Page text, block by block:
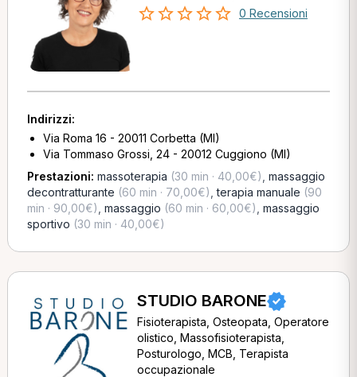
0 Recensioni
Indirizzi:
Via Roma 16 - 20011 Corbetta (MI)
Via Tommaso Grossi, 24 - 20012 Cuggiono (MI)
Prestazioni: massoterapia (30 min · 40,00€) massaggio
decontratturante (60 min · 70,00€) ,terapia manuale (90
min · 90,00€) massaggio (60 min · 60,00€) massaggio
sportivo (30 min · 40,00€)
STUDIO BARONE
Fisioterapista, Osteopata, Operatore
olistico, Massofisioterapista,
Posturologo, MCB, Terapista
occupazionale